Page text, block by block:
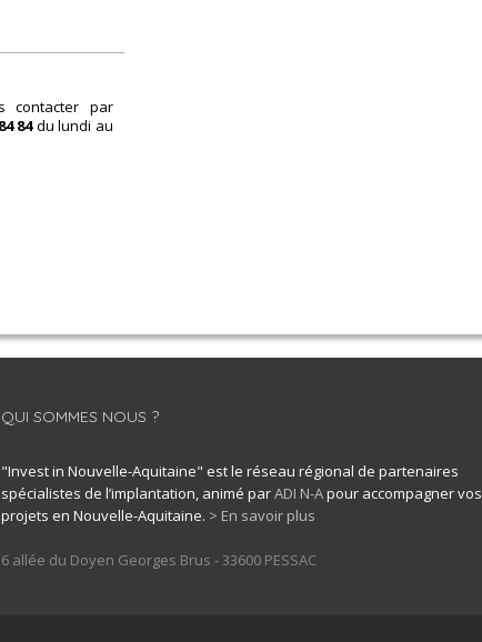
contacter par
84du lundi au
QUI SOMMES NOUS ?
"Invest in Nouvelle-Aquitaine" est le réseau régional de partenaires
spécialistes de l’implantation, animé parADI N-Apour accompagner vos
projets en Nouvelle-Aquitaine. > En savoir plus
6 allée du Doyen Georges Brus - 33600 PESSAC